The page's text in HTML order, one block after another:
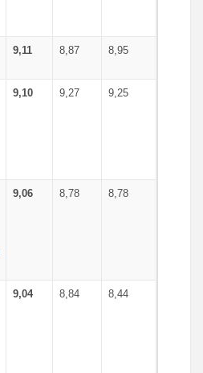
9,11 8,87 8,95
9,10 9,27 9,25
9,06 8,78 8,78
9,04 8,84 8,44